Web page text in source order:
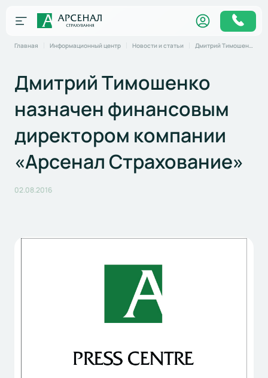
Главная Информационный центр Новости и статьи Дмитрий Тимошенко назначен финансовым директором компании «Арсенал Страхование»
Дмитрий Тимошенко
назначен финансовым
директором компании
«Арсенал Страхование»
02.08.2016